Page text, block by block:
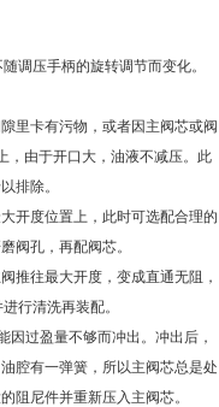
调压手柄的旋转调节而变化。
里卡有污物，或者因主阀芯或阀
，由于开口大，油液不减压。此
排除。
开度位置上，此时可选配合理的
阀孔，再配阀芯。
推往最大开度，变成直通无阻，
行清洗再装配。
过盈量不够而冲出。冲出后，
腔有一弹簧，所以主阀芯总是处
阻尼件并重新压入主阀芯。